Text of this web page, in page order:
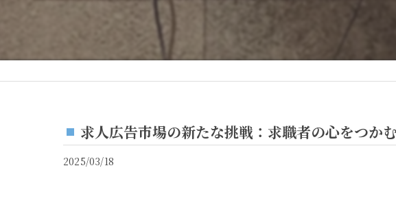
求人広告市場の新たな挑戦：求職者の心をつか
2025/03/18